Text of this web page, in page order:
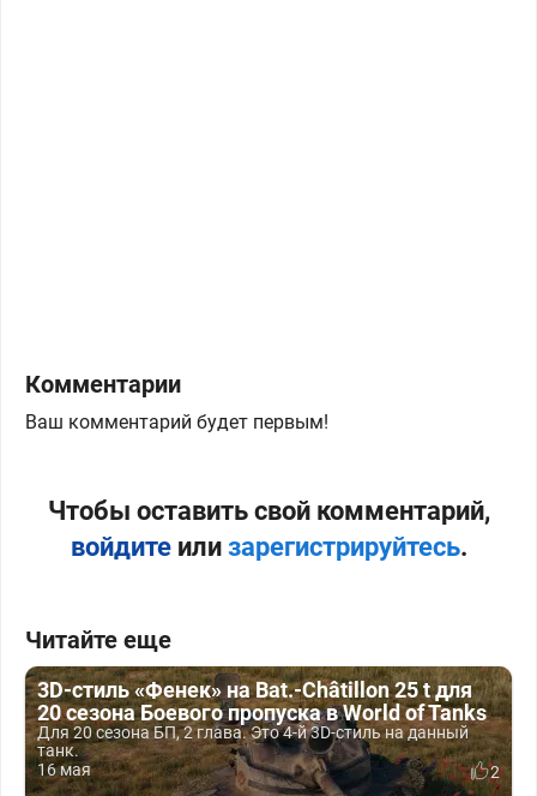
Комментарии
Ваш комментарий будет первым!
Чтобы оставить свой комментарий,
войдитеили зарегистрируйтесь.
Читайте еще
3D-стиль «Фенек» на Bat.-Châtillon 25 t для
20 сезона Боевого пропуска в World of Tanks
Для 20 сезона БП, 2 глава. Это 4-й 3D-стиль на данный
танк.
16 мая
2